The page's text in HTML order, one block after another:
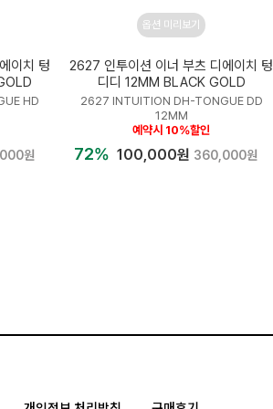
이치 텅
HD
원
옵션 미리보기
2627 인투이션 이너 부츠 디에이치 텅
디디 12MM BLACK GOLD
2627 INTUITION DH-TONGUE DD
12MM
예약시 10%할인
72% 100,000원 360,000원